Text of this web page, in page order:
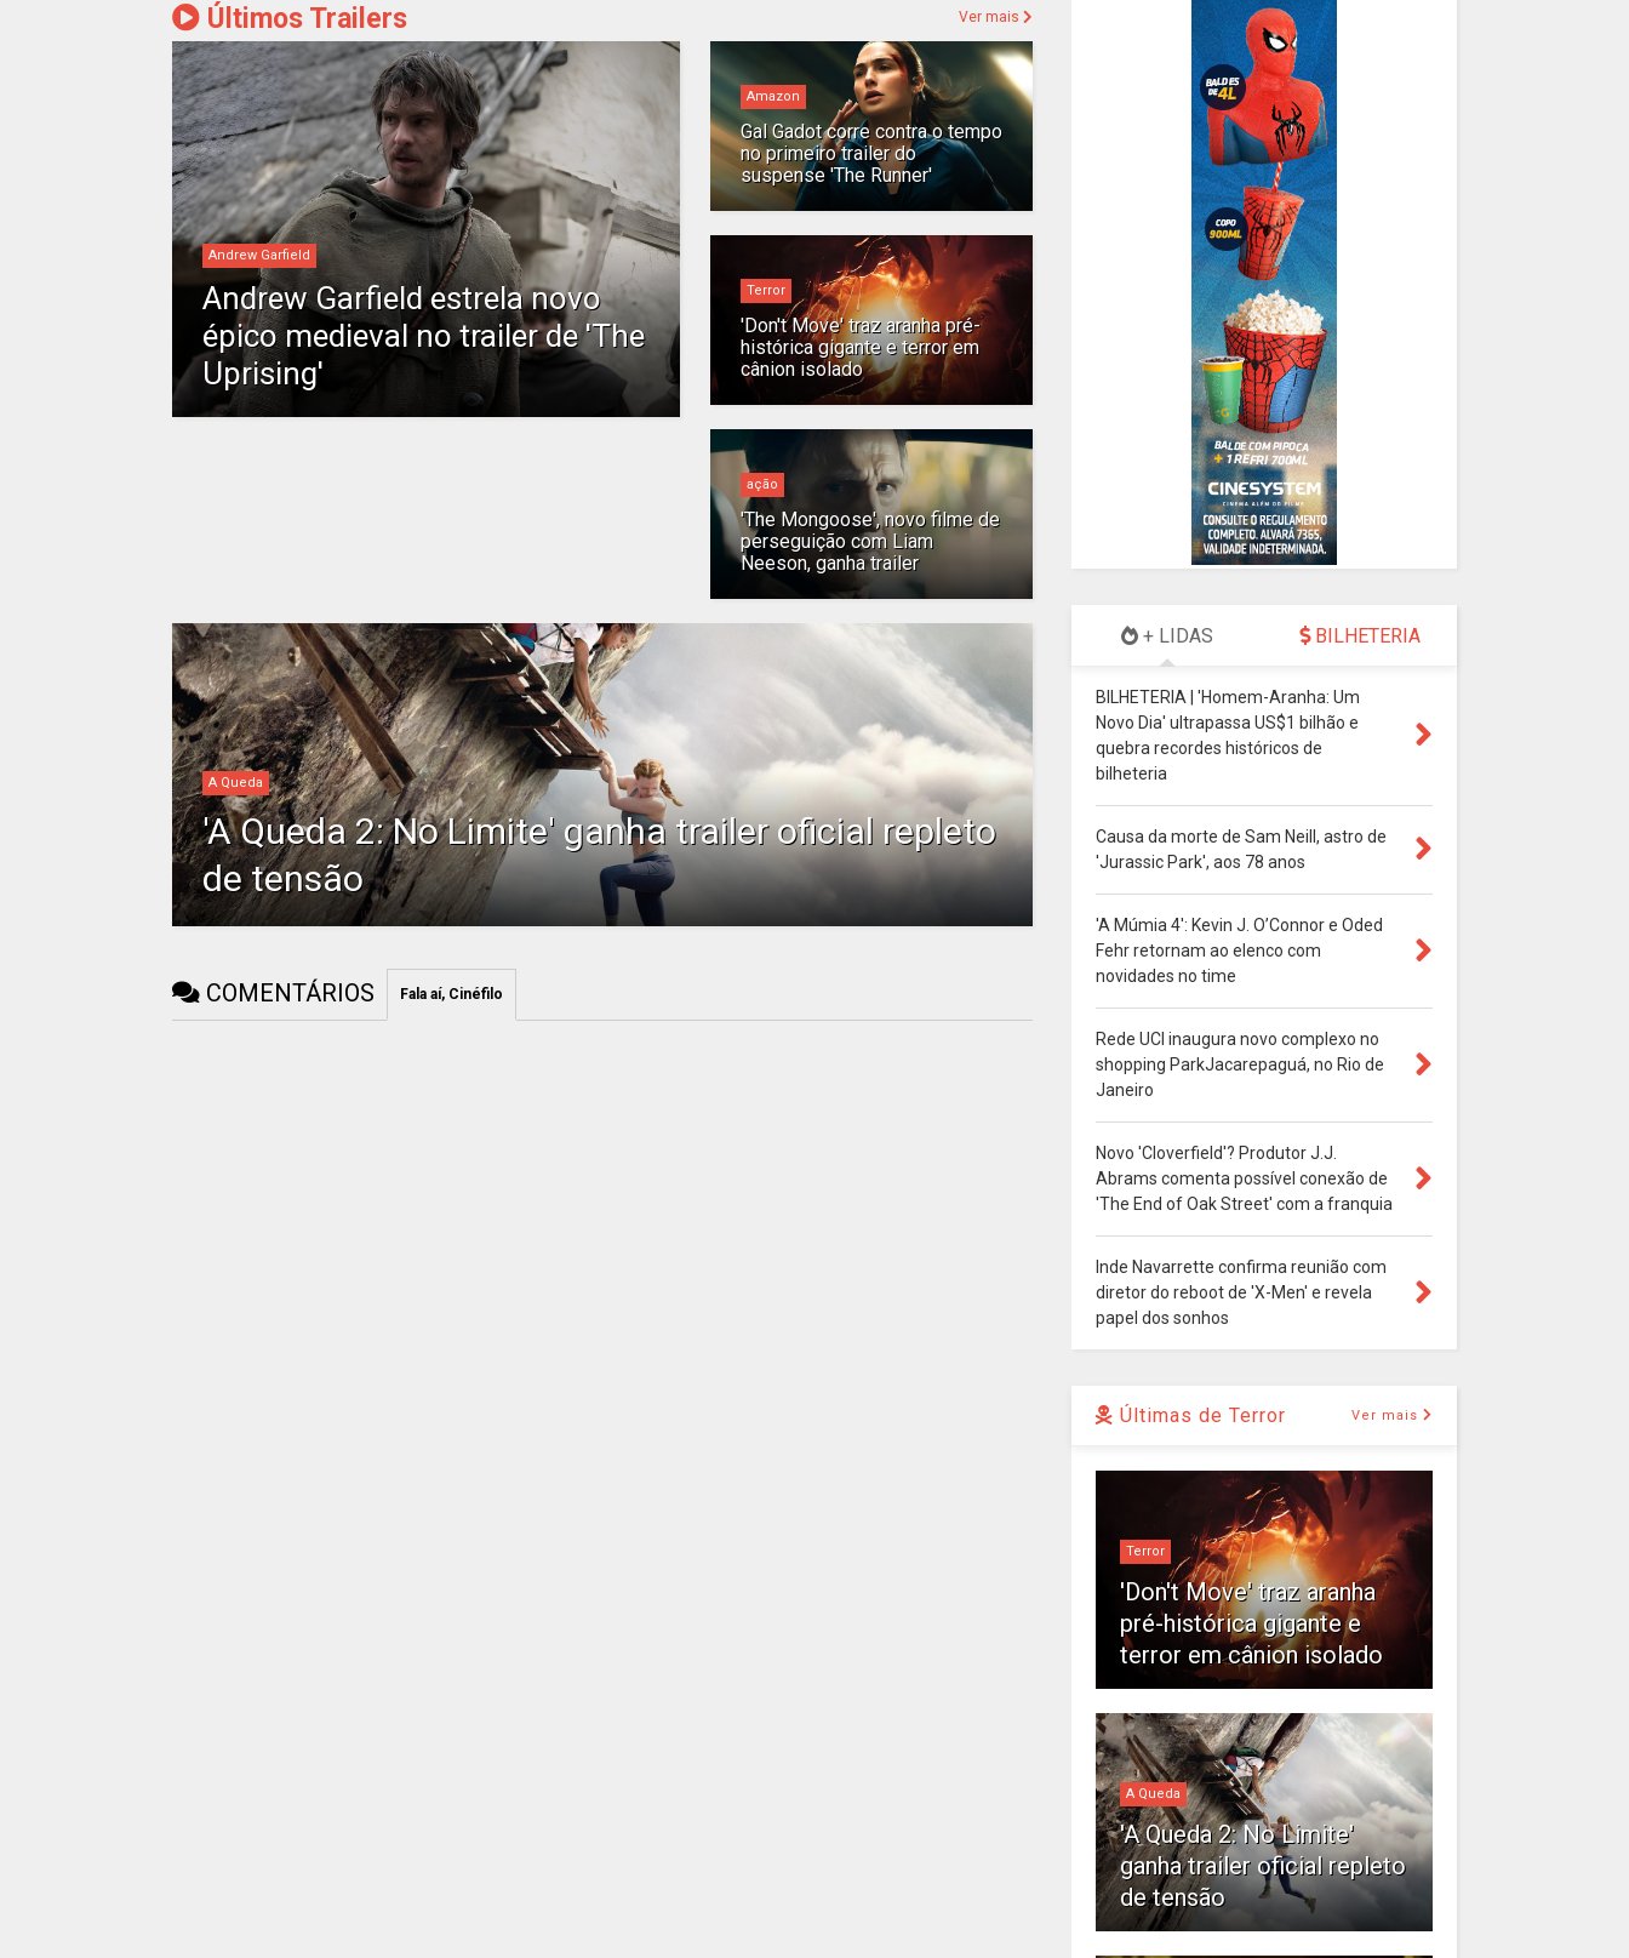
Últimos Trailers Ver mais
Andrew Garfield
Andrew Garfield estrela novo
épico medieval no trailer de 'The
Uprising'
Amazon
Gal Gadot corre contra o tempo
no primeiro trailer do
suspense 'The Runner'
Terror
'Don't Move' traz aranha pré-
histórica gigante e terror em
cânion isolado
ação
'The Mongoose', novo filme de
perseguição com Liam
Neeson, ganha trailer
A Queda
'A Queda 2: No Limite' ganha trailer oficial repleto
de tensão
COMENTÁRIOS Fala aí, Cinéfilo
+ LIDAS BILHETERIA
BILHETERIA | 'Homem-Aranha: Um
Novo Dia' ultrapassa US$1 bilhão e
quebra recordes históricos de
bilheteria
Causa da morte de Sam Neill, astro de
'Jurassic Park', aos 78 anos
'A Múmia 4': Kevin J. O’Connor e Oded
Fehr retornam ao elenco com
novidades no time
Rede UCI inaugura novo complexo no
shopping ParkJacarepaguá, no Rio de
Janeiro
Novo 'Cloverfield'? Produtor J.J.
Abrams comenta possível conexão de
'The End of Oak Street' com a franquia
Inde Navarrette confirma reunião com
diretor do reboot de 'X-Men' e revela
papel dos sonhos
Últimas de Terror Ver mais
Terror
'Don't Move' traz aranha
pré-histórica gigante e
terror em cânion isolado
A Queda
'A Queda 2: No Limite'
ganha trailer oficial repleto
de tensão